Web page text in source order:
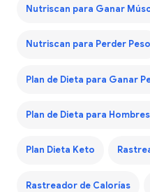
Nutriscan para Ganar
Nutriscan para Perder Peso
Plan de Dieta para Ganar
Plan de Dieta para
Plan Dieta Keto
Rastreador de Calorías